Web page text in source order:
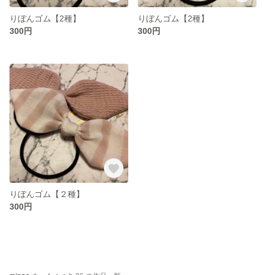
りぼんゴム【2種】
300円
りぼんゴム【2種】
300円
りぼんゴム【２種】
300円